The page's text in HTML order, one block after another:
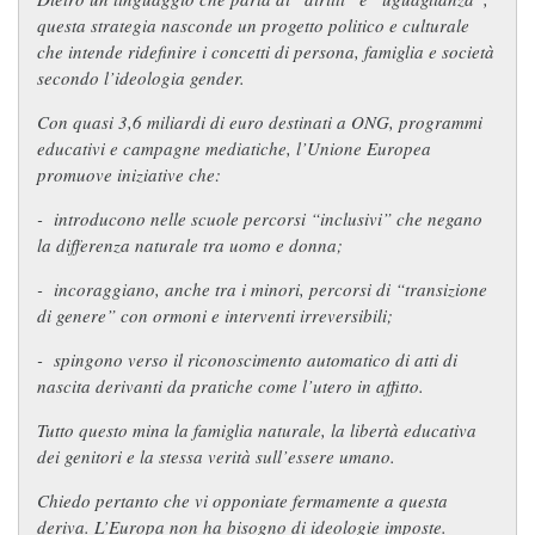
promuovono la fluidità di genere e cancellano la differenza
naturale tra uomo e donna.
Sanità: formazione del personale medico a favore di
interventi irreversibili.
Diritto : riconoscimento automatico in tutta l’UE di atti di
nascita legati a pratiche come utero in affitto o procreazione
artificiale per coppie dello stesso sesso.
rappresentaun attacco alla famiglia naturale, alla libertà
educativa e alla verità sull’essere umano.
Si vogliono vietare le cosiddette“terapie di conversione”, ma non
si ammette che le uniche“conversioni”oggi incoraggiate
spingono adolescenti fragili verso cambiamenti di sesso non
sempre frutto di libera scelta.
Mentre milioni di famiglie europee lottano per crescere i figli o
questa strategia nasconde un progetto politico e culturale
che intende ridefinire i concetti di persona, famiglia e società
secondo l’ideologia gender.
Con quasi 3,6 miliardi di euro destinati a ONG, programmi
educativi e campagne mediatiche, l’Unione Europea
promuove iniziative che:
- introducono nelle scuole percorsi “inclusivi” che negano
la differenza naturale tra uomo e donna;
- incoraggiano, anche tra i minori, percorsi di “transizione
di genere” con ormoni e interventi irreversibili;
- spingono verso il riconoscimento automatico di atti di
nascita derivanti da pratiche come l’utero in affitto.
Tutto questo mina la famiglia naturale, la libertà educativa
dei genitori e la stessa verità sull’essere umano.
Chiedo pertanto che vi opponiate fermamente a questa
deriva. L’Europa non ha bisogno di ideologie imposte.